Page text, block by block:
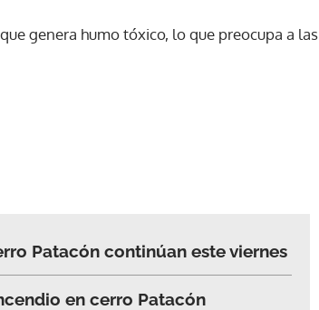
genera humo tóxico, lo que preocupa a las
Patacón continúan este viernes
en cerro Patacón